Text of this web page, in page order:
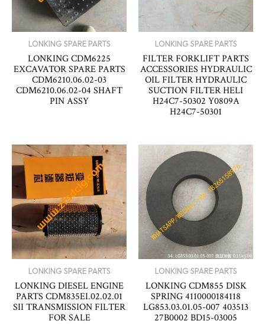
LONKING SPARE PARTS
LONKING CDM6225
EXCAVATOR SPARE PARTS
CDM6210.06.02-03
CDM6210.06.02-04 SHAFT
PIN ASSY
LONKING SPARE PARTS
FILTER FORKLIFT PARTS
ACCESSORIES HYDRAULIC
OIL FILTER HYDRAULIC
SUCTION FILTER HELI
H24C7-50302 Y0809A
H24C7-50301
LONKING SPARE PARTS
LONKING DIESEL ENGINE
PARTS CDM835EI.02.02.01
SII TRANSMISSION FILTER
FOR SALE
LONKING SPARE PARTS
LONKING CDM855 DISK
SPRING 4110000184118
LG853.03.01.05-007 403513
27B0002 BD15-03005